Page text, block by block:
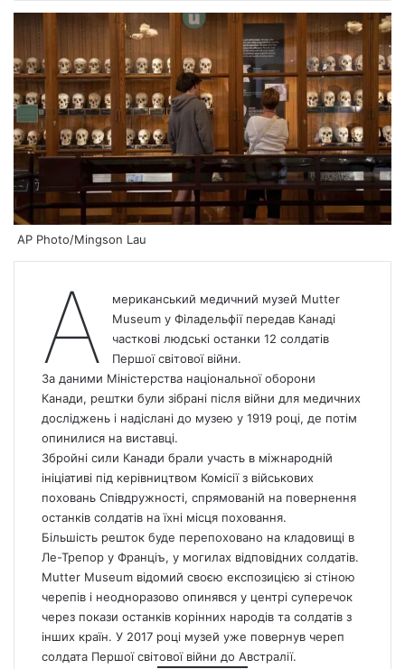
AP Photo/Mingson Lau
А
мериканський медичний музей Mutter
Museum у Філадельфії передав Канаді
часткові людські останки 12 солдатів
Першої світової війни.
За даними Міністерства національної оборони
Канади, рештки були зібрані після війни для медичних
досліджень і надіслані до музею у 1919 році, де потім
опинилися на виставці.
Збройні сили Канади брали участь в міжнародній
ініціативі під керівництвом Комісії з військових
поховань Співдружності, спрямованій на повернення
останків солдатів на їхні місця поховання.
Більшість решток буде перепоховано на кладовищі в
Ле-Трепор у Франціъ, у могилах відповідних солдатів.
Mutter Museum відомий своєю експозицією зі стіною
черепів і неодноразово опинявся у центрі суперечок
через покази останків корінних народів та солдатів з
інших країн. У 2017 році музей уже повернув череп
солдата Першої світової війни до Австралії.